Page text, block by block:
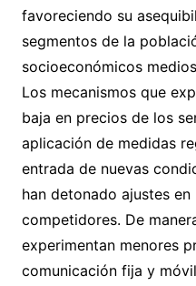
favoreciendo su
segmentos de la
socioeconómicos
Los mecanismos que
baja en precios de los
aplicación de medidas
entrada de nuevas
han detonado ajustes
competidores. De
experimentan menores
comunicación fija y